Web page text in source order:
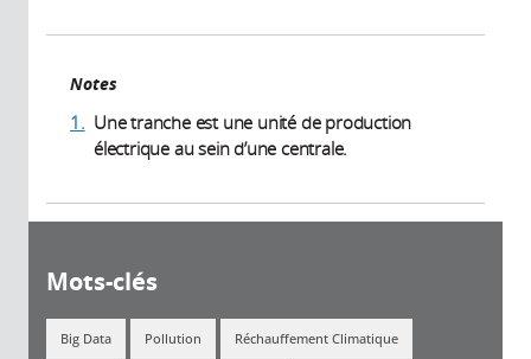
Notes
1. Une tranche est une unité de production
électrique au sein d’une centrale.
Mots-clés
Big Data Pollution Réchauffement Climatique